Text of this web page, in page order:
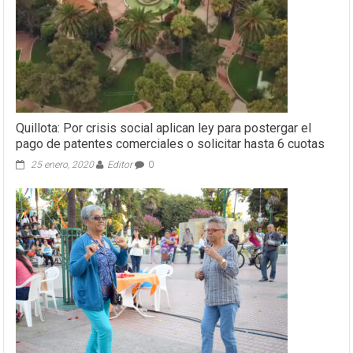
Quillota: Por crisis social aplican ley para postergar el
pago de patentes comerciales o solicitar hasta 6 cuotas
25 enero, 2020 Editor 0